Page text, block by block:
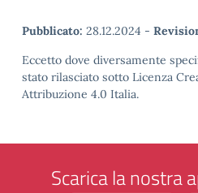
Pubblicato: 28.12.2024 -
Eccetto dove diversamente
stato rilasciato sotto Licenza
Attribuzione 4.0 Italia.
Scarica la nostra